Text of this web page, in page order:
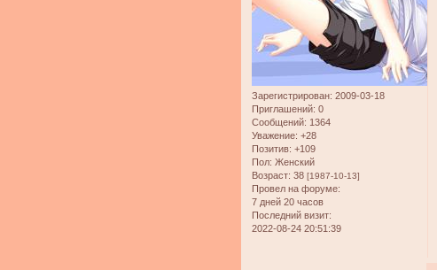
Зарегистрирован: 2009-03-18
Приглашений: 0
Сообщений: 1364
Уважение: +28
Позитив: +109
Пол: Женский
Возраст: 38 [1987-10-13]
Провел на форуме:
7 дней 20 часов
Последний визит:
2022-08-24 20:51:39